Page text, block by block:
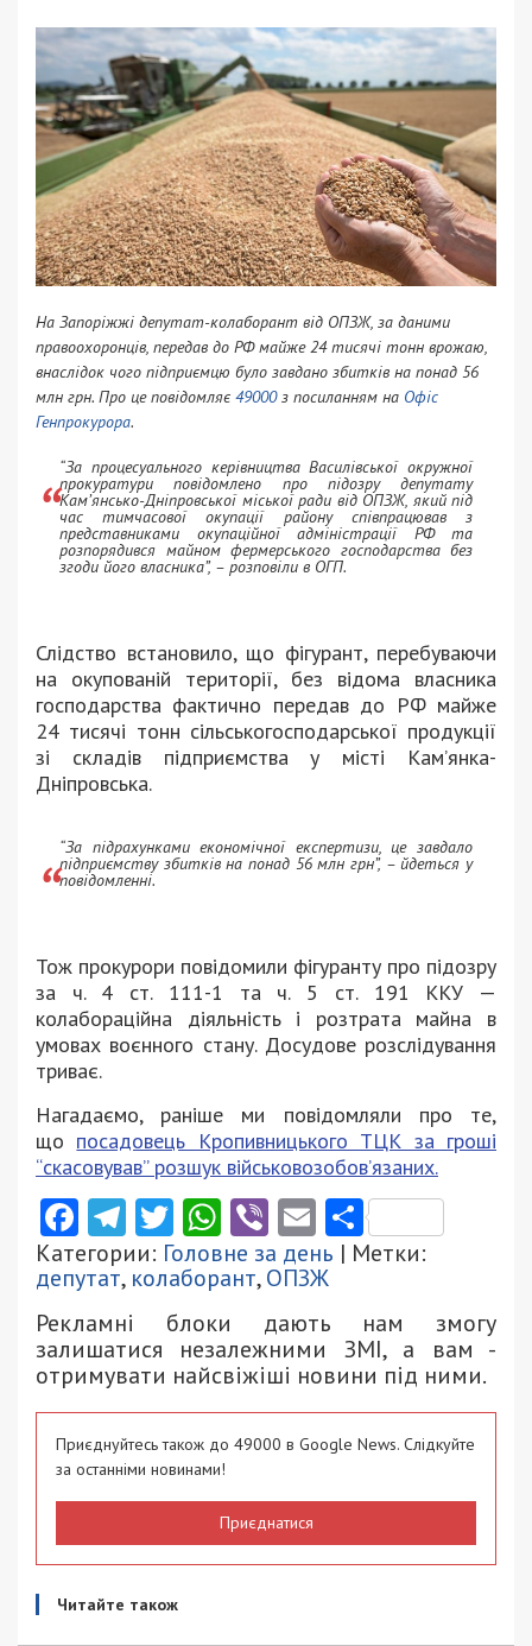
На Запоріжжі депутат-колаборант від ОПЗЖ, за даними
правоохоронців, передав до РФ майже 24 тисячі тонн врожаю,
внаслідок чого підприємцю було завдано збитків на понад 56
млн грн. Про це повідомляє 49000з посиланням на Офіс
Генпрокурора.
“За процесуального керівництва Василівської окружної
прокуратури повідомлено про підозру депутату
Кам’янсько-Дніпровської міської ради від ОПЗЖ, який під
час тимчасової окупації району співпрацював з
представниками окупаційної адміністрації РФ та
розпорядився майном фермерського господарства без
згоди його власника”, – розповіли в ОГП.
Слідство встановило, що фігурант, перебуваючи
на окупованій території, без відома власника
господарства фактично передав до РФ майже
24 тисячі тонн сільськогосподарської продукції
зі складів підприємства у місті Кам’янка-
Дніпровська.
“За підрахунками економічної експертизи, це завдало
підприємству збитків на понад 56 млн грн”, – йдеться у
повідомленні.
Тож прокурори повідомили фігуранту про підозру
за ч. 4 ст. 111-1 та ч. 5 ст. 191 ККУ —
колабораційна діяльність і розтрата майна в
умовах воєнного стану. Досудове розслідування
триває.
Нагадаємо, раніше ми повідомляли про те,
що посадовець Кропивницького ТЦК за гроші
“скасовував” розшук військовозобов’язаних.
Facebook
Telegram
Twitter
WhatsApp
ViberEmail
Категории: Головне за день | Метки:
депутат, колаборант,ОПЗЖ
Рекламні блоки дають нам змогу
залишатися незалежними ЗМІ, а вам -
отримувати найсвіжіші новини під ними.
Приєднуйтесь також до 49000 в Google News. Слідкуйте
за останніми новинами!
Приєднатися
Читайте також